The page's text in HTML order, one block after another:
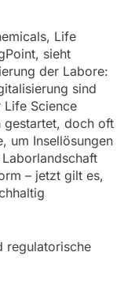
Life
sieht
der Labore:
sind
Life Science
gestartet, doch oft
um Insellösungen
– jetzt gilt es,
regulatorische